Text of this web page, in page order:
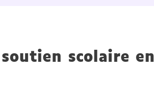
soutien scolaire